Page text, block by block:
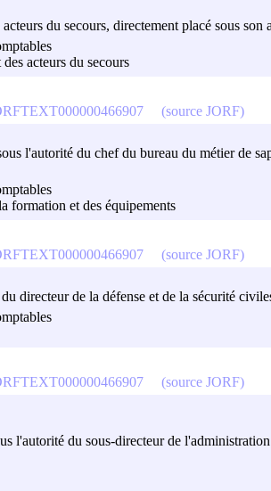
du secours, directement placé sous son
acteurs du secours
l'autorité du chef du bureau du métier de
formation et des équipements
(source JORF)
directeur de la défense et de la sécurité
(source JORF)
l'autorité du sous-directeur de
(source JORF)